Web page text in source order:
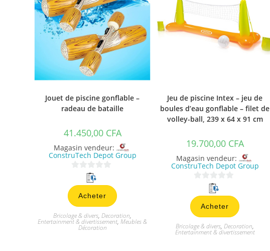
Jouet de piscine gonflable –
radeau de bataille
41.450,00 CFA
Magasin vendeur:
ConstruTech Depot Group
s
r
5
Acheter
Bricolage & divers, Decoration,
Entertainment & divertissement, Meubles &
Décoration
Jeu de piscine Intex – jeu de
boules d’eau gonflable – filet de
volley-ball, 239 x 64 x 91 cm
19.700,00 CFA
Magasin vendeur:
ConstruTech Depot Group
s
r
5
Acheter
Bricolage & divers, Decoration,
Entertainment & divertissement